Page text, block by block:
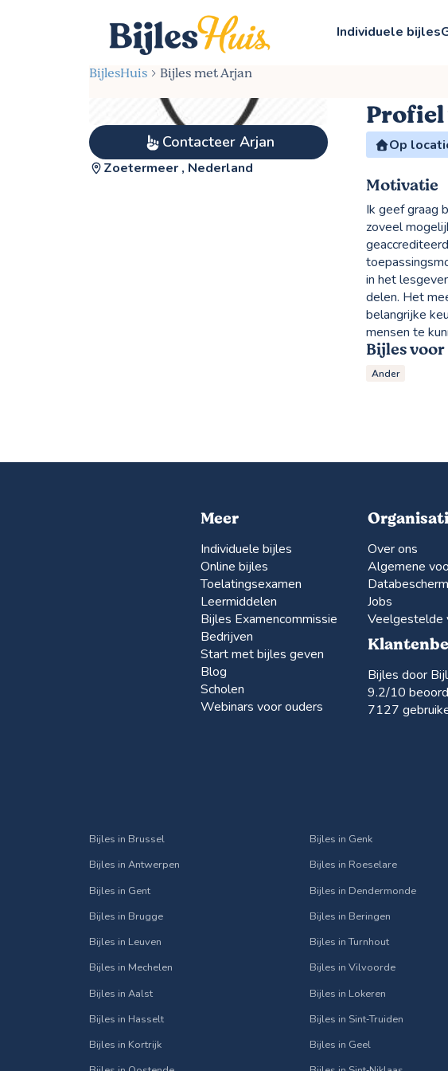
Individuele bijles
BijlesHuis Bijles met Arjan
Contacteer Arjan
Zoetermeer , Nederland
Op
Motivatie
Ik geef graag
zoveel
in het
delen. Het
belangrijke
mensen te
Bijles
Ander
Meer
Individuele bijles
Online bijles
Toelatingsexamen
Leermiddelen
Bijles Examencommissie
Bedrijven
Start met bijles geven
Blog
Scholen
Webinars voor ouders
Over ons
Algemene
Jobs
Veelgestelde
Bijles door
9.2/10
7127
Bijles in Brussel
Bijles in Antwerpen
Bijles in Gent
Bijles in Brugge
Bijles in Leuven
Bijles in Mechelen
Bijles in Aalst
Bijles in Hasselt
Bijles in Kortrijk
Bijles in Genk
Bijles in Roeselare
Bijles in Dendermonde
Bijles in Beringen
Bijles in Turnhout
Bijles in Vilvoorde
Bijles in Lokeren
Bijles in Sint‑Truiden
Bijles in Geel